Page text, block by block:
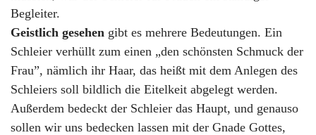
Begleiter.
Geistlich gesehen gibt es mehrere Bedeutungen. Ein
Schleier verhüllt zum einen „den schönsten Schmuck der
Frau”, nämlich ihr Haar, das heißt mit dem Anlegen des
Schleiers soll bildlich die Eitelkeit abgelegt werden.
Außerdem bedeckt der Schleier das Haupt, und genauso
sollen wir uns bedecken lassen mit der Gnade Gottes,